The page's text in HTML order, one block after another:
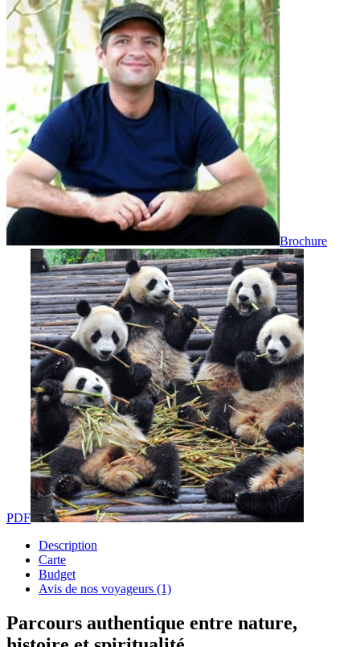
Brochure
PDF
Description
Carte
Budget
Avis de nos voyageurs (1)
Parcours authentique entre nature,